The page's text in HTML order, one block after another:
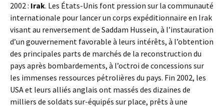
2002 : Irak. Les États-Unis font pression sur la communauté
internationale pour lancer un corps expéditionnaire en Irak
visant au renversement de Saddam Hussein, à l’instauration
d’un gouvernement favorable à leurs intérêts, à l’obtention
des principales parts de marchés de la reconstruction du
pays après bombardements, à l’octroi de concessions sur
les immenses ressources pétrolières du pays. Fin 2002, les
USA et leurs alliés anglais ont massés des dizaines de
milliers de soldats sur-équipés sur place, prêts à une